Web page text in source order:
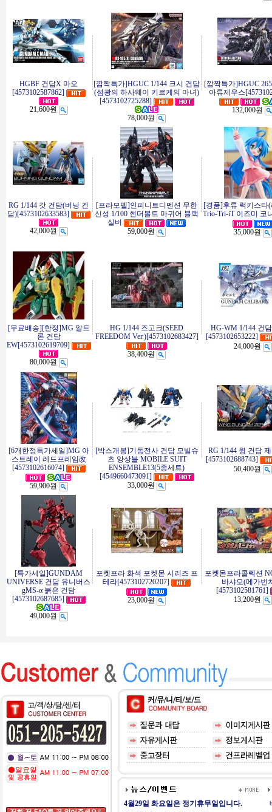
HGBF 건담X 마오
[4573102587862]
21,600원
[깜짝특가]HGUC 1/144 크시 건담
(섬광의 하사웨이 키르케의 마녀)
[4573102725288]
78,000원
[깜짝특가]HGUC
아류제우스
132,000원
RG 1/144 갓 건담(버닝 건
담)[4573102633583]
42,000원
[프라모델]인피니트디멘션 무한
신성 1/100 썬더볼트 마귀어 블랙
실버
59,000원
[경품]후류 럭키스타
Trio-Tri-iT 이즈미 코
35,000원
[무료배송][한정]MG 알트
론 건담
EW[4573102619709]
80,000원
HG 1/144 즈고크(SEED
FREEDOM Ver.)[4573102683427]
38,400원
HG-WM 1/144 건
[4573102653222]
24,000원
[6개한정특가세일]MG 아
스트레이 레드프레임改
[4573102616074]
59,900원
[박스개봉]기동전사 건담 모빌슈
츠 앙상블 MOBILE SUIT
ENSEMBLE13(5종세트)
[4549660473091]
33,000원
RG 1/144 윙 건담
[4573102688743]
50,400원
[특가세일]GUNDAM
UNIVERSE 건담 유니버스
gMS-α 붉은 건담
[4573102687685]
49,000원
포켓프라 화석 포켓몬 시리즈 프
테라[4573102720207]
23,000원
포켓몬프라콜렉션
바샤모(메가번
[4573102581761]
13,200원
4월29일 화요일은 정기휴무일입니다.